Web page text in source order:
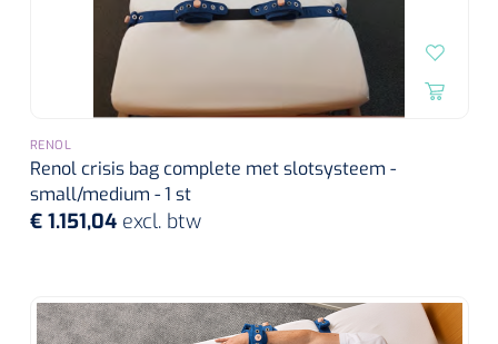
RENOL
Renol crisis bag complete met slotsysteem -
small/medium - 1 st
€ 1.151,04 excl. btw